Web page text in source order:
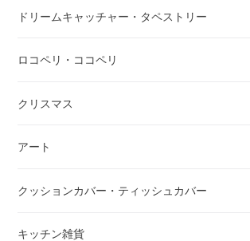
ドリームキャッチャー・タペストリー
ロコペリ・ココペリ
クリスマス
アート
クッションカバー・ティッシュカバー
キッチン雑貨